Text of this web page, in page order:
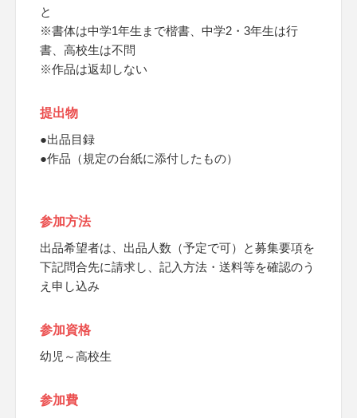
と
※書体は中学1年生まで楷書、中学2・3年生は行
書、高校生は不問
※作品は返却しない
提出物
●出品目録
●作品（規定の台紙に添付したもの）
参加方法
出品希望者は、出品人数（予定で可）と募集要項を
下記問合先に請求し、記入方法・送料等を確認のう
え申し込み
参加資格
幼児～高校生
参加費